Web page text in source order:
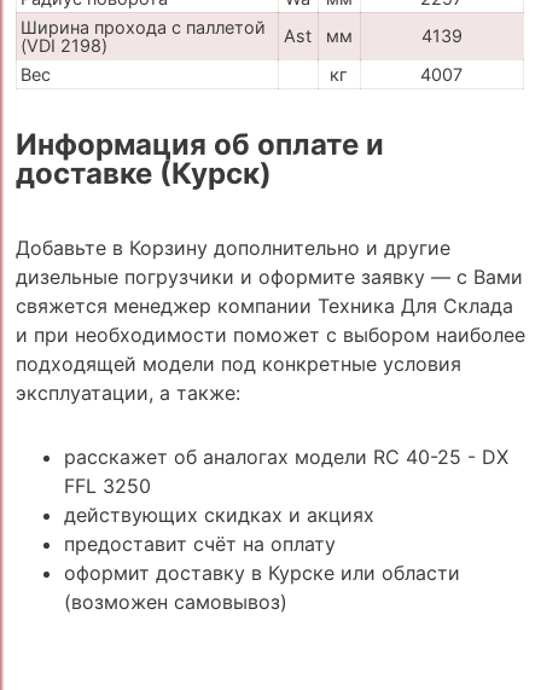
Ширина прохода с паллетой
(VDI 2198)
Ast мм
4139
Вес
кг 4007
Информация об оплате и
доставке (Курск)
Добавьте в Корзину дополнительно и другие
дизельные погрузчики и оформите заявку — с Вами
свяжется менеджер компании Техника Для Склада
и при необходимости поможет с выбором наиболее
подходящей модели под конкретные условия
эксплуатации, а также:
расскажет об аналогах модели RC 40-25 - DX
FFL 3250
действующих скидках и акциях
предоставит счёт на оплату
оформит доставку в Курске или области
(возможен самовывоз)